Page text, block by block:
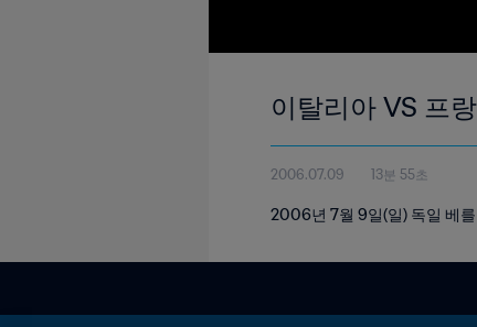
이탈리아 VS 프
2006.07.09 13분 55초
2006년 7월 9일(일) 독일 베